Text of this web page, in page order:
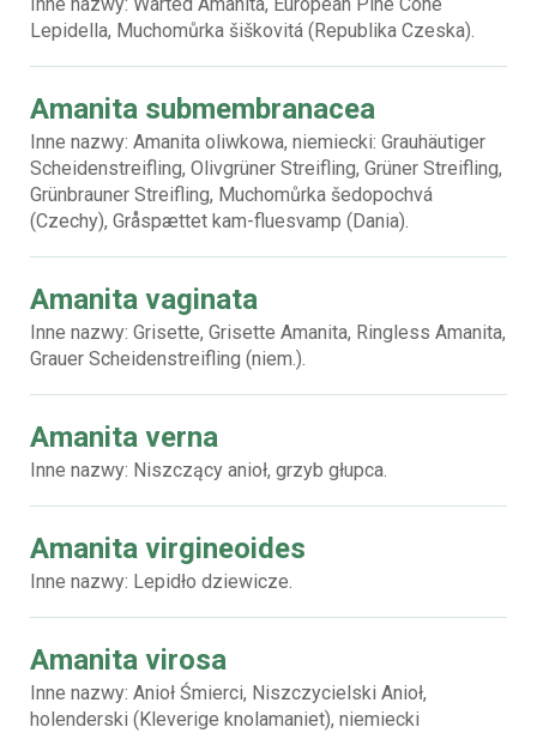
Lepidella, Muchomůrka šiškovitá (Republika Czeska).
Amanita submembranacea
Inne nazwy: Amanita oliwkowa, niemiecki: Grauhäutiger
Scheidenstreifling, Olivgrüner Streifling, Grüner Streifling,
Grünbrauner Streifling, Muchomůrka šedopochvá
(Czechy), Gråspættet kam-fluesvamp (Dania).
Amanita vaginata
Inne nazwy: Grisette, Grisette Amanita, Ringless Amanita,
Grauer Scheidenstreifling (niem.).
Amanita verna
Inne nazwy: Niszczący anioł, grzyb głupca.
Amanita virgineoides
Inne nazwy: Lepidło dziewicze.
Amanita virosa
Inne nazwy: Anioł Śmierci, Niszczycielski Anioł,
holenderski (Kleverige knolamaniet), niemiecki